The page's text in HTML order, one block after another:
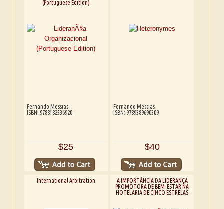
(Portuguese Edition)
Fernando Messias
ISBN: 9788182536920
$25
Fernando Messias
ISBN: 9789389690309
$40
International Arbitration
A IMPORTÂNCIA DA LIDERANÇA
PROMOTORA DE BEM-ESTAR NA
HOTELARIA DE CINCO ESTRELAS